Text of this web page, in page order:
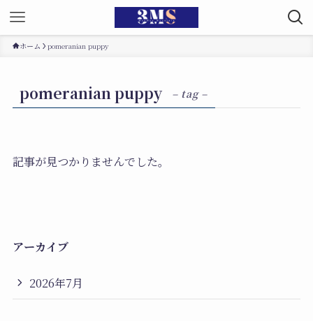
ホーム pomeranian puppy
pomeranian puppy – tag –
記事が見つかりませんでした。
アーカイブ
2026年7月